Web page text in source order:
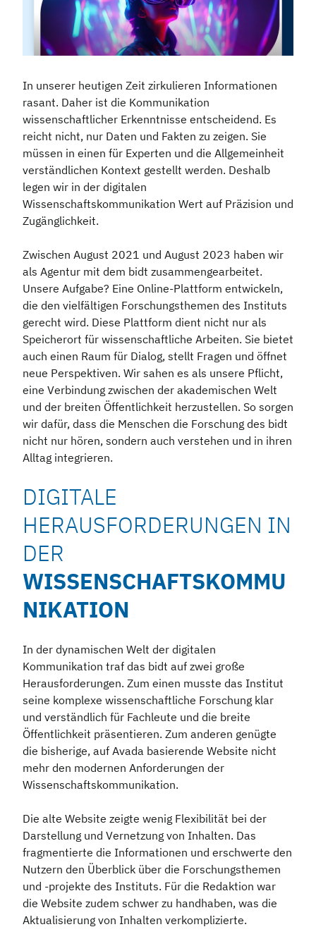
In unserer heutigen Zeit zirkulieren Informationen
rasant. Daher ist die Kommunikation
wissenschaftlicher Erkenntnisse entscheidend. Es
reicht nicht, nur Daten und Fakten zu zeigen. Sie
müssen in einen für Experten und die Allgemeinheit
verständlichen Kontext gestellt werden. Deshalb
legen wir in der digitalen
Wissenschaftskommunikation Wert auf Präzision und
Zugänglichkeit.
Zwischen August 2021 und August 2023 haben wir
als Agentur mit dem bidt zusammengearbeitet.
Unsere Aufgabe? Eine Online-Plattform entwickeln,
die den vielfältigen Forschungsthemen des Instituts
gerecht wird. Diese Plattform dient nicht nur als
Speicherort für wissenschaftliche Arbeiten. Sie bietet
auch einen Raum für Dialog, stellt Fragen und öffnet
neue Perspektiven. Wir sahen es als unsere Pflicht,
eine Verbindung zwischen der akademischen Welt
und der breiten Öffentlichkeit herzustellen. So sorgen
wir dafür, dass die Menschen die Forschung des bidt
nicht nur hören, sondern auch verstehen und in ihren
Alltag integrieren.
DIGITALE
HERAUSFORDERUNGEN IN
DER
WISSENSCHAFTSKOMMU
NIKATION
In der dynamischen Welt der digitalen
Kommunikation traf das bidt auf zwei große
Herausforderungen. Zum einen musste das Institut
seine komplexe wissenschaftliche Forschung klar
und verständlich für Fachleute und die breite
Öffentlichkeit präsentieren. Zum anderen genügte
die bisherige, auf Avada basierende Website nicht
mehr den modernen Anforderungen der
Wissenschaftskommunikation.
Die alte Website zeigte wenig Flexibilität bei der
Darstellung und Vernetzung von Inhalten. Das
fragmentierte die Informationen und erschwerte den
Nutzern den Überblick über die Forschungsthemen
und -projekte des Instituts. Für die Redaktion war
die Website zudem schwer zu handhaben, was die
Aktualisierung von Inhalten verkomplizierte.